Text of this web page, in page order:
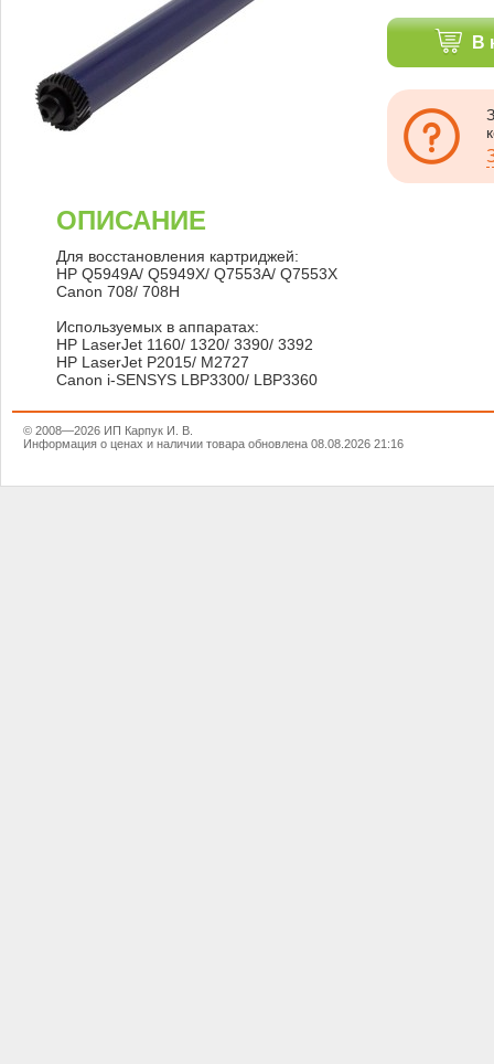
В
ОПИСАНИЕ
Для восстановления картриджей:
HP Q5949A/ Q5949X/ Q7553A/ Q7553X
Canon 708/ 708H
Используемых в аппаратах:
HP LaserJet 1160/ 1320/ 3390/ 3392
HP LaserJet P2015/ M2727
Canon i-SENSYS LBP3300/ LBP3360
© 2008—2026 ИП Карпук И. В.
Информация о ценах и наличии товара обновлена 08.08.2026 21:16